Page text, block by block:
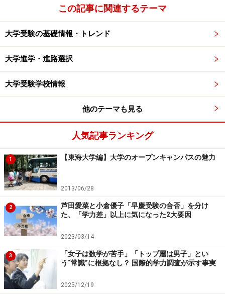
この記事に関連するテーマ
大学受験の基礎情報・トレンド
大学進学・進路選択
大学受験学校情報
他のテーマも見る
人気記事ランキング
1 【東海大学編】大学のオープンキャンパスの魅力
2013/06/28
2
芦田愛菜と小倉優子「早慶受験の合否」を分け
た、「学力差」以上に気になった2大要因
2023/03/14
3
「女子は数学が苦手」「トップ層は男子」とい
う“常識”に根拠なし？ 国際的学力調査が示す事実
2025/12/19